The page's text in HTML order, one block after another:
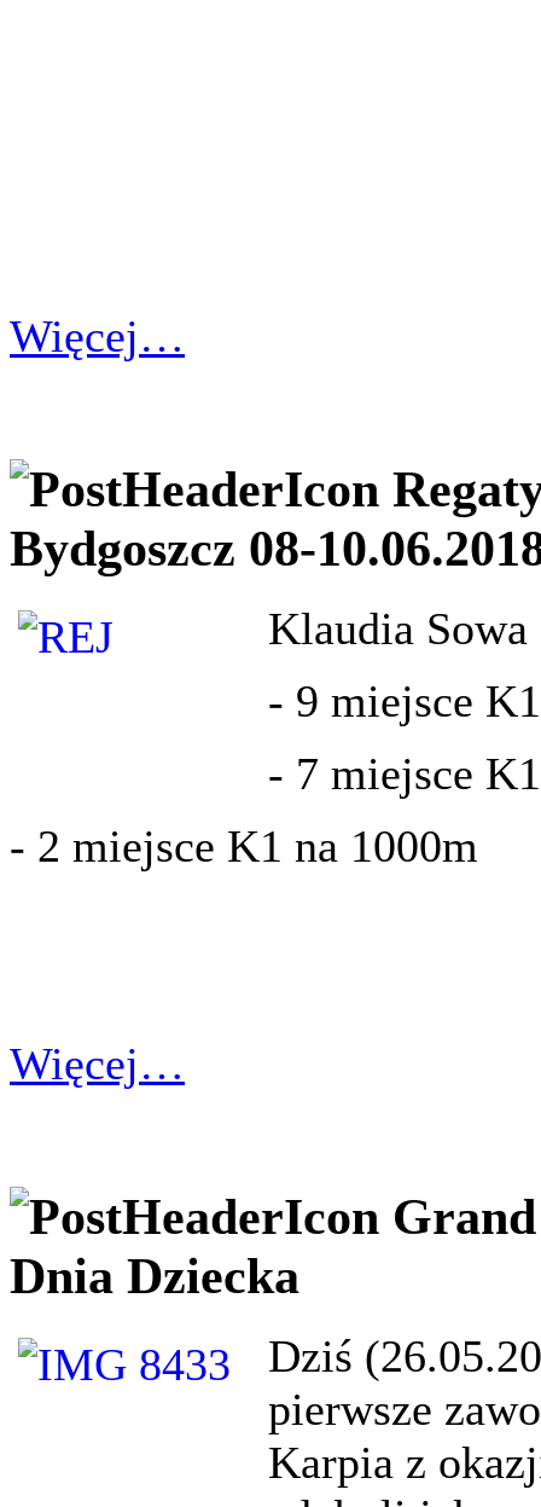
Więcej…
Bydgoszcz 08-
Klaudia Sowa
- 9 miejsce
- 7 miejsce
- 2 miejsce K1 na 1000m
Więcej…
Dnia Dziecka
Dziś
pierwsze
Karpia z